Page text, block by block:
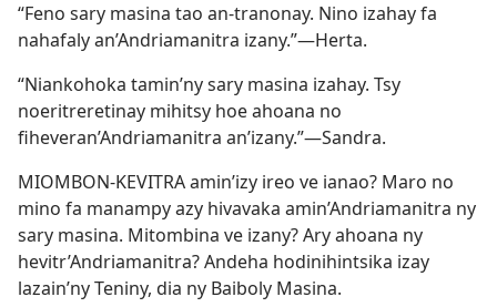
“Feno sary masina tao an-tranonay. Nino izahay fa
nahafaly an’Andriamanitra izany.”—Herta.
“Niankohoka tamin’ny sary masina izahay. Tsy
noeritreretinay mihitsy hoe ahoana no
fiheveran’Andriamanitra an’izany.”—Sandra.
MIOMBON-KEVITRA amin’izy ireo ve ianao? Maro no
mino fa manampy azy hivavaka amin’Andriamanitra ny
sary masina. Mitombina ve izany? Ary ahoana ny
hevitr’Andriamanitra? Andeha hodinihintsika izay
lazain’ny Teniny, dia ny Baiboly Masina.